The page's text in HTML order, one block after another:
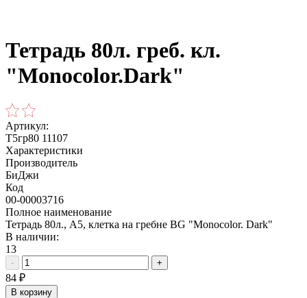
Тетрадь 80л. греб. кл.
"Monocolor.Dark"
Артикул:
Т5гр80 11107
Характеристики
Производитель
БиДжи
Код
00-00003716
Полное наименование
Тетрадь 80л., А5, клетка на гребне BG "Monocolor. Dark"
В наличии:
13
- +
84 ₽
В корзину